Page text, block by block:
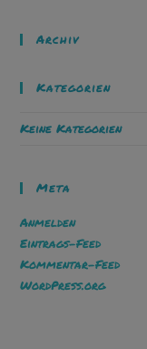
Archiv
Kategorien
Keine Kategorien
Meta
Anmelden
Eintrags-Feed
Kommentar-Feed
WordPress.org